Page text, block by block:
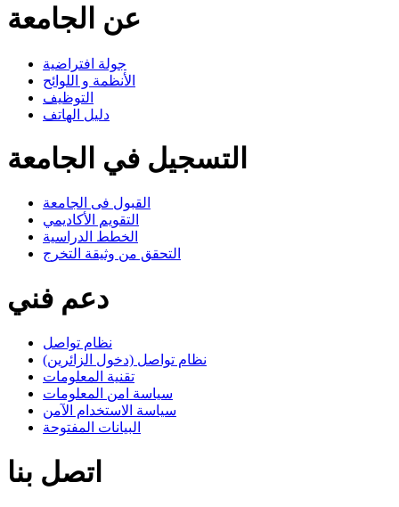
عن الجامعة
جولة افتراضية
الأنظمة و اللوائح
التوظيف
دليل الهاتف
التسجيل في الجامعة
القبول فى الجامعة
التقويم الأكاديمي
الخطط الدراسية
التحقق من وثيقة التخرج
دعم فني
نظام تواصل
نظام تواصل (دخول الزائرين)
تقنية المعلومات
سياسة امن المعلومات
سياسة الاستخدام الآمن
البيانات المفتوحة
اتصل بنا